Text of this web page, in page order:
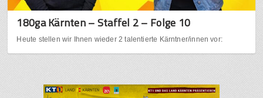
180ga Kärnten – Staffel 2 – Folge 10
Heute stellen wir Ihnen wieder 2 talentierte Kärntner/innen vor: